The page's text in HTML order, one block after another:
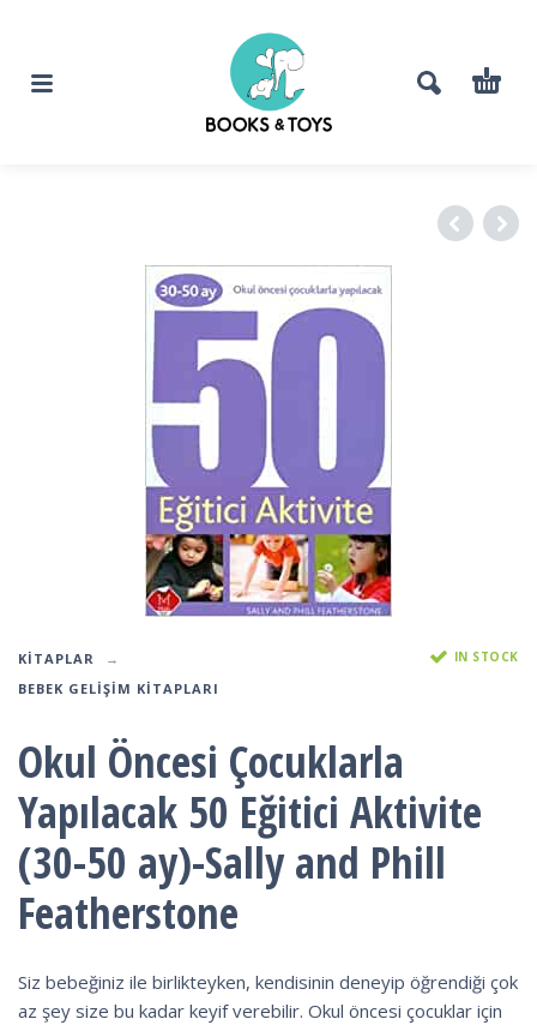
KITAPLAR
BEBEK GELIŞIM KITAPLARI
IN STOCK
Okul Öncesi Çocuklarla
Yapılacak 50 Eğitici Aktivite
(30-50 ay)-Sally and Phill
Featherstone
Siz bebeğiniz ile birlikteyken, kendisinin deneyip öğrendiği çok
az şey size bu kadar keyif verebilir. Okul öncesi çocuklar için